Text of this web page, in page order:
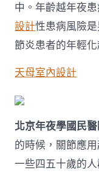
中。年齡越年夜
設計性患病風險
節炎患者的年輕化
天母室內設計
北京年夜學國民
的時候，關節應
一些四五十歲的